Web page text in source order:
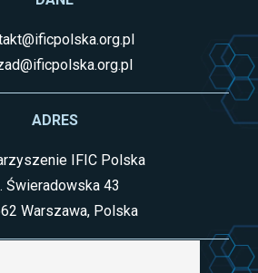
ADRES
IFIC Polska
Świeradowska 43
Warszawa, Polska